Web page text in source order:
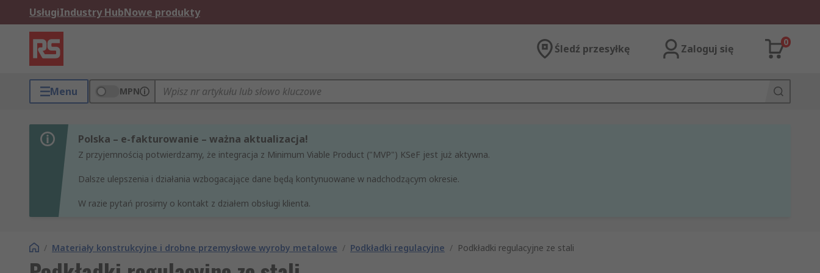
UsługiIndustry HubNowe produkty
Śledź przesyłkę Zaloguj się
0
Menu MPN
Polska – e-fakturowanie – ważna aktualizacja!
Z przyjemnością potwierdzamy, że integracja z Minimum Viable Product ("MVP") KSeF jest już aktywna.
Dalsze ulepszenia i działania wzbogacające dane będą kontynuowane w nadchodzącym okresie.
W razie pytań prosimy o kontakt z działem obsługi klienta.
/ Materiały konstrukcyjne i drobne przemysłowe wyroby metalowe / Podkładki regulacyjne / Podkładki regulacyjne ze stali